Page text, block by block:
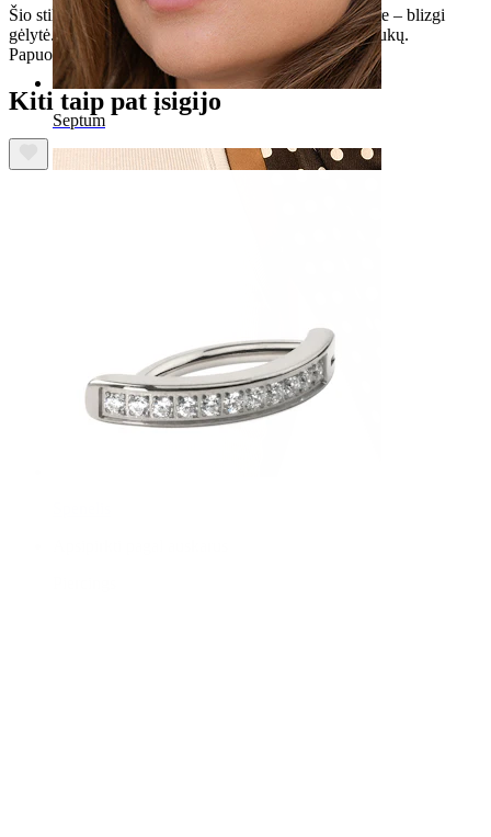
Septum
Šio stilingo clicker tipo žiedinio bambos auskaro centre – blizgi
gėlytė. Gėlytė pagaminta iš 9 kubinio cirkonio akmenukų.
Papuošalą galima įsigyti aukso arba sidabro spalvos.
Kiti taip pat įsigijo